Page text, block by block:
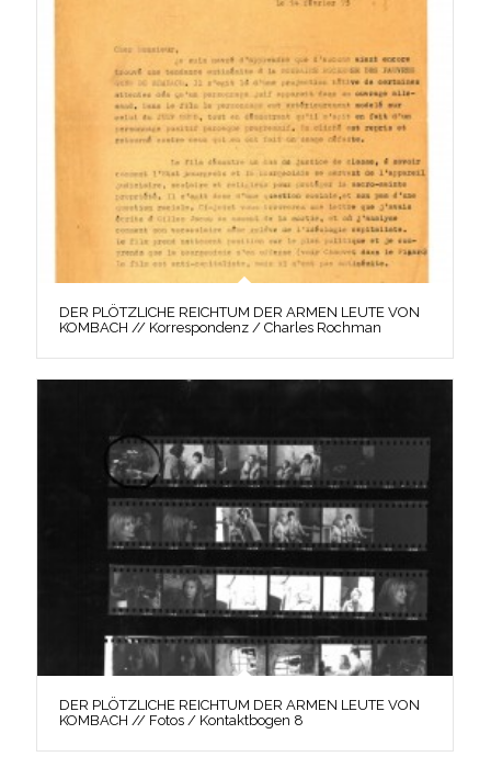
DER PLÖTZLICHE REICHTUM DER ARMEN LEUTE VON
KOMBACH // Korrespondenz / Charles Rochman
DER PLÖTZLICHE REICHTUM DER ARMEN LEUTE VON
KOMBACH // Fotos / Kontaktbogen 8